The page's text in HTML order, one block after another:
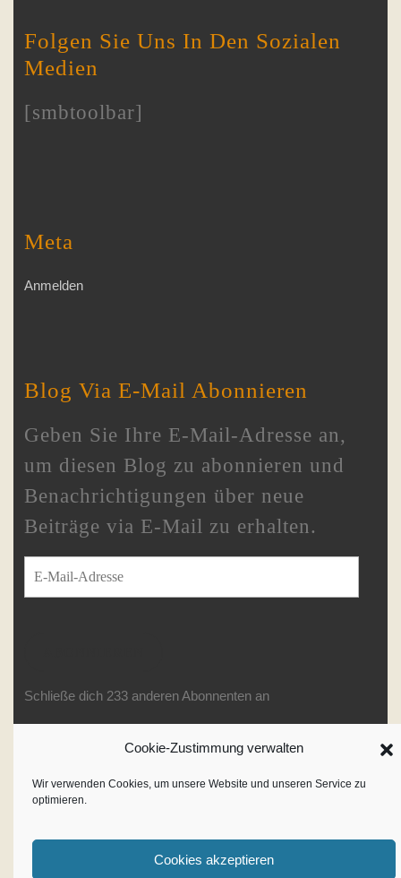
Cookie-Zustimmung verwalten
Wir verwenden Cookies, um unsere Website und unseren Service zu
optimieren.
Cookies akzeptieren
Folgen Sie Uns In Den Sozialen
Medien
[smbtoolbar]
Meta
Anmelden
Blog Via E-Mail Abonnieren
Geben Sie Ihre E-Mail-Adresse an,
um diesen Blog zu abonnieren und
Benachrichtigungen über neue
Beiträge via E-Mail zu erhalten.
E-Mail-Adresse
Schließe dich 233 anderen Abonnenten an
Writer WordPress Theme
By